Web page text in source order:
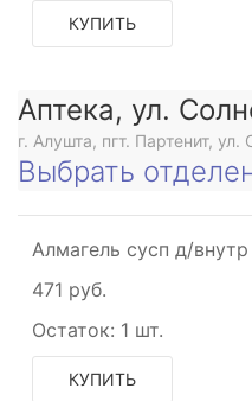
КУПИТЬ
Аптека, ул.
г. Алушта, пгт. Партенит, ул.
Выбрать
Алмагель сусп д/
471 руб.
Остаток: 1 шт.
КУПИТЬ